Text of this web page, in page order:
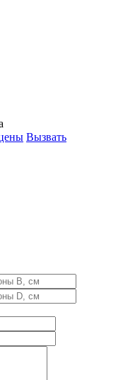
Вызвать